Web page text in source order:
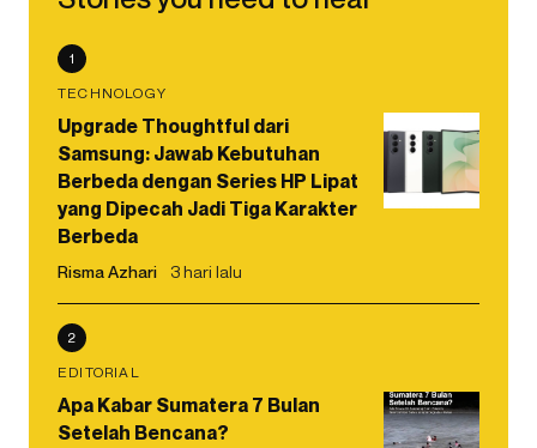
1
TECHNOLOGY
Upgrade Thoughtful dari
Samsung: Jawab Kebutuhan
Berbeda dengan Series HP Lipat
yang Dipecah Jadi Tiga Karakter
Berbeda
Risma Azhari 3 hari lalu
2
EDITORIAL
Apa Kabar Sumatera 7 Bulan
Setelah Bencana?